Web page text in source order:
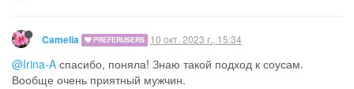
Camelia PREFERUSERS 10 окт. 2023 г., 15:34
@Irina-A спасибо, поняла! Знаю такой подход к соусам.
Вообще очень приятный мужчин.